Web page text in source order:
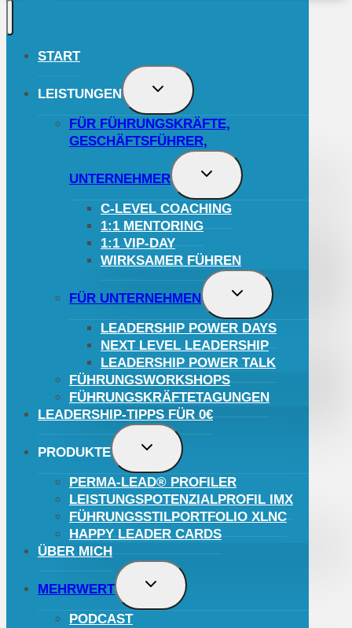
START
LEISTUNGEN
UNTERMENÜ
UMSCHALTEN
FÜR FÜHRUNGSKRÄFTE,
GESCHÄFTSFÜHRER,
UNTERNEHMER
UNTERMENÜ
UMSCHALTEN
C-LEVEL COACHING
1:1 MENTORING
1:1 VIP-DAY
WIRKSAMER FÜHREN
FÜR UNTERNEHMEN
UNTERMENÜ
UMSCHALTEN
LEADERSHIP POWER DAYS
NEXT LEVEL LEADERSHIP
LEADERSHIP POWER TALK
FÜHRUNGSWORKSHOPS
FÜHRUNGSKRÄFTETAGUNGEN
LEADERSHIP-TIPPS FÜR 0€
PRODUKTE
UNTERMENÜ
UMSCHALTEN
PERMA-LEAD® PROFILER
LEISTUNGSPOTENZIALPROFIL IMX
FÜHRUNGSSTILPORTFOLIO XLNC
HAPPY LEADER CARDS
ÜBER MICH
MEHRWERT
UNTERMENÜ
UMSCHALTEN
PODCAST
Kundenbewertungen und Erfahrungen zu
SEHR GUT